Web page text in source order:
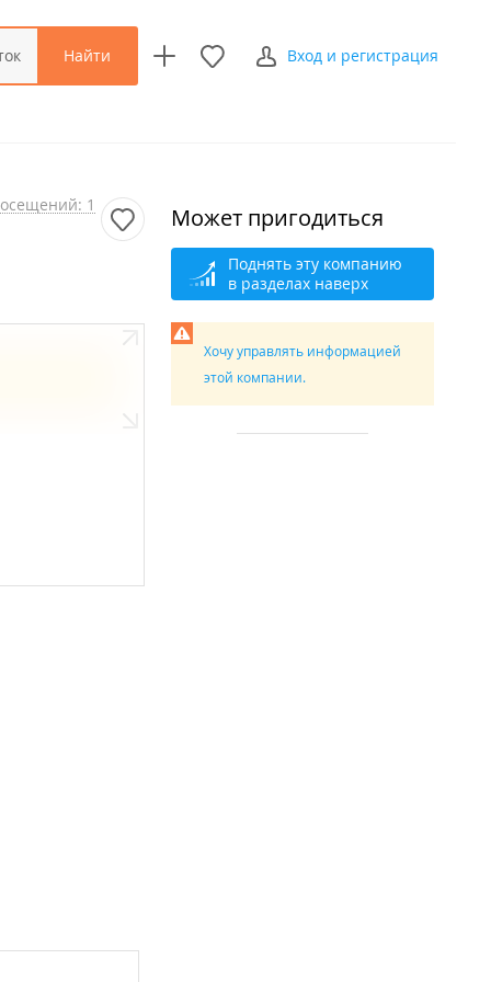
Найти Вход и регистрация
1 Может пригодиться
Поднять эту компанию
в разделах наверх
Хочу управлять информацией
этой компании.